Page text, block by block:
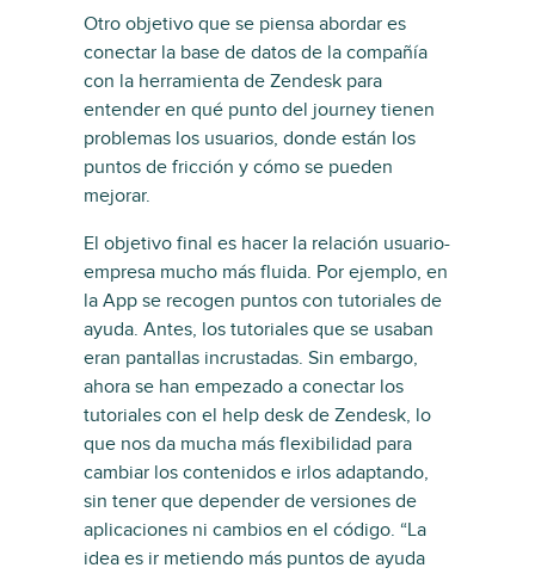
Otro objetivo que se piensa abordar es
conectar la base de datos de la compañía
con la herramienta de Zendesk para
entender en qué punto del journey tienen
problemas los usuarios, donde están los
puntos de fricción y cómo se pueden
mejorar.
El objetivo final es hacer la relación usuario-
empresa mucho más fluida. Por ejemplo, en
la App se recogen puntos con tutoriales de
ayuda. Antes, los tutoriales que se usaban
eran pantallas incrustadas. Sin embargo,
ahora se han empezado a conectar los
tutoriales con el help desk de Zendesk, lo
que nos da mucha más flexibilidad para
cambiar los contenidos e irlos adaptando,
sin tener que depender de versiones de
aplicaciones ni cambios en el código. “La
idea es ir metiendo más puntos de ayuda